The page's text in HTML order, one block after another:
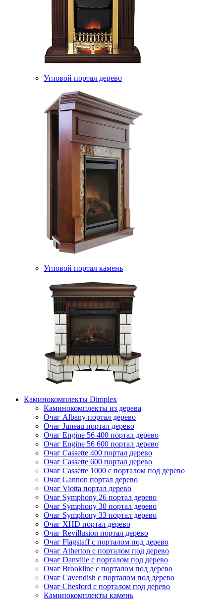
Угловой портал дерево
Угловой портал камень
Каминокомплекты Dimplex
Каминокомплекты из дерева
Очаг Albany портал дерево
Очаг Juneau портал дерево
Очаг Engine 56 400 портал дерево
Очаг Engine 56 600 портал дерево
Очаг Cassette 400 портал дерево
Очаг Cassette 600 портал дерево
Очаг Cassette 1000 с порталом под дерево
Очаг Gannon портал дерево
Очаг Viotta портал дерево
Очаг Symphony 26 портал дерево
Очаг Symphony 30 портал дерево
Очаг Symphony 33 портал дерево
Очаг XHD портал дерево
Очаг Revillusion портал дерево
Очаг Flagstaff с порталом под дерево
Очаг Atherton с порталом под дерево
Очаг Danville с порталом под дерево
Очаг Brookline с порталом под дерево
Очаг Cavendish с порталом под дерево
Очаг Chesford с порталом под дерево
Каминокомплекты камень